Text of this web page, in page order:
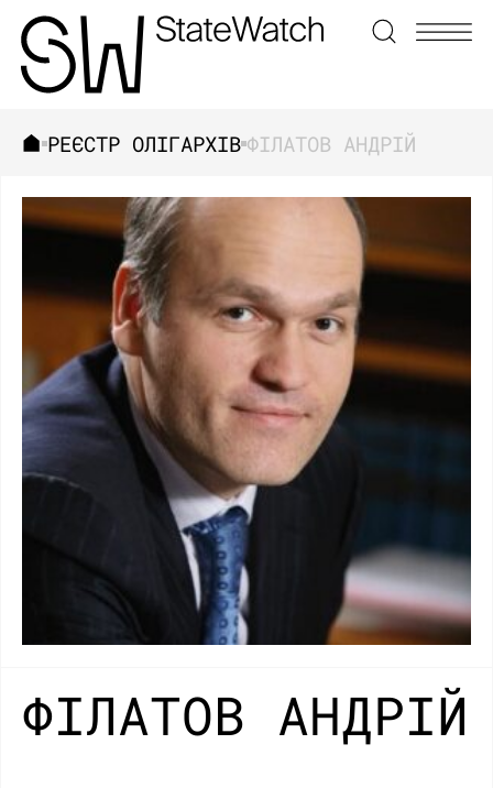
ЗНАЙТИ
РЕЄСТР ОЛІГАРХІВФІЛАТОВ АНДРІЙ
ФІЛАТОВ АНДРІЙ